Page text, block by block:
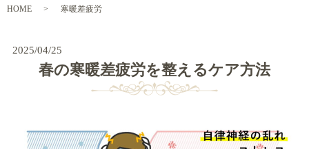
HOME 寒暖差疲労
2025/04/25
春の寒暖差疲労を整えるケア方法